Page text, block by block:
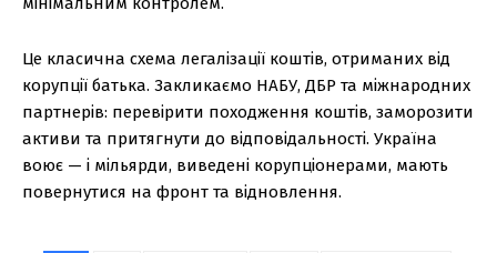
Це класична схема легалізації коштів, отриманих від
корупції батька. Закликаємо НАБУ, ДБР та міжнародних
партнерів: перевірити походження коштів, заморозити
активи та притягнути до відповідальності. Україна
воює — і мільярди, виведені корупціонерами, мають
повернутися на фронт та відновлення.